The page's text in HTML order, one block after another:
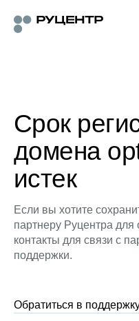
Срок
домена
истек
Если вы хотите
партнеру Руцентра
контакты для связи с
поддержки.
Обратиться в